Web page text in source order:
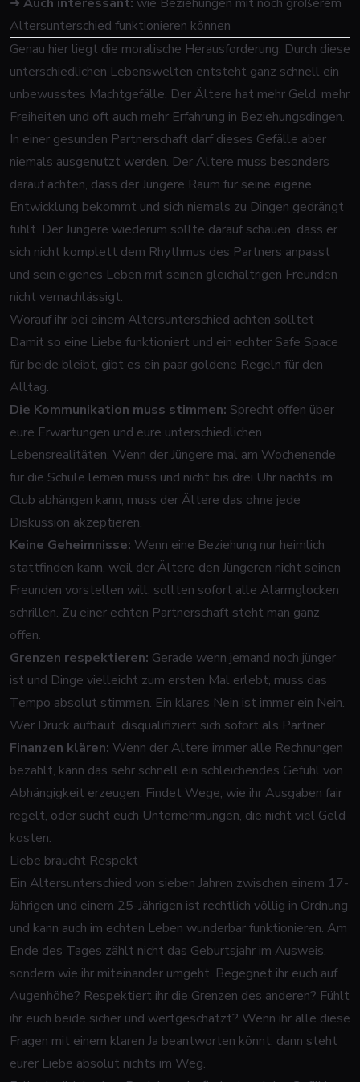
Altersunterschied funktionieren können
Genau hier liegt die moralische Herausforderung. Durch diese
unterschiedlichen Lebenswelten entsteht ganz schnell ein
unbewusstes Machtgefälle. Der Ältere hat mehr Geld, mehr
Freiheiten und oft auch mehr Erfahrung in Beziehungsdingen.
In einer gesunden Partnerschaft darf dieses Gefälle aber
niemals ausgenutzt werden. Der Ältere muss besonders
darauf achten, dass der Jüngere Raum für seine eigene
Entwicklung bekommt und sich niemals zu Dingen gedrängt
fühlt. Der Jüngere wiederum sollte darauf schauen, dass er
sich nicht komplett dem Rhythmus des Partners anpasst
und sein eigenes Leben mit seinen gleichaltrigen Freunden
nicht vernachlässigt.
Worauf ihr bei einem Altersunterschied achten solltet
Damit so eine Liebe funktioniert und ein echter Safe Space
für beide bleibt, gibt es ein paar goldene Regeln für den
Alltag.
Die Kommunikation muss stimmen: Sprecht offen über
eure Erwartungen und eure unterschiedlichen
Lebensrealitäten. Wenn der Jüngere mal am Wochenende
für die Schule lernen muss und nicht bis drei Uhr nachts im
Club abhängen kann, muss der Ältere das ohne jede
Diskussion akzeptieren.
Keine Geheimnisse: Wenn eine Beziehung nur heimlich
stattfinden kann, weil der Ältere den Jüngeren nicht seinen
Freunden vorstellen will, sollten sofort alle Alarmglocken
schrillen. Zu einer echten Partnerschaft steht man ganz
offen.
Grenzen respektieren: Gerade wenn jemand noch jünger
ist und Dinge vielleicht zum ersten Mal erlebt, muss das
Tempo absolut stimmen. Ein klares Nein ist immer ein Nein.
Wer Druck aufbaut, disqualifiziert sich sofort als Partner.
Finanzen klären: Wenn der Ältere immer alle Rechnungen
bezahlt, kann das sehr schnell ein schleichendes Gefühl von
Abhängigkeit erzeugen. Findet Wege, wie ihr Ausgaben fair
regelt, oder sucht euch Unternehmungen, die nicht viel Geld
kosten.
Liebe braucht Respekt
Ein Altersunterschied von sieben Jahren zwischen einem 17-
Jährigen und einem 25-Jährigen ist rechtlich völlig in Ordnung
und kann auch im echten Leben wunderbar funktionieren. Am
Ende des Tages zählt nicht das Geburtsjahr im Ausweis,
sondern wie ihr miteinander umgeht. Begegnet ihr euch auf
Augenhöhe? Respektiert ihr die Grenzen des anderen? Fühlt
ihr euch beide sicher und wertgeschätzt? Wenn ihr alle diese
Fragen mit einem klaren Ja beantworten könnt, dann steht
eurer Liebe absolut nichts im Weg.